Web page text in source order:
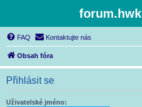
FAQ Kontaktujte nás
Obsah fóra
Přihlásit se
Uživatelské jméno: